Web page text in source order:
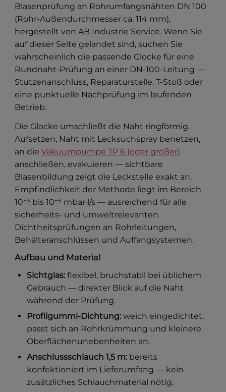
Blasenprüfung an Rohrumfangsnähten DN 100
(Rohr-Außendurchmesser ca. 114 mm),
hergestellt von AB Industrie Service. Wenn Sie
auf dieser Seite gelandet sind, suchen Sie
wahrscheinlich die passende Glocke für eine
Rundnaht-Prüfung an einer DN-100-Leitung —
Stutzenanschluss, Reparaturstelle, T-Stoß oder
eine punktuelle Nachprüfung im laufenden
Betrieb.
Die Glocke umschließt die Naht ringförmig.
Aufsetzen, Naht mit Lecksuchspray benetzen,
an dieVakuumpumpe TP 6 (oder größer)
anschließen, evakuieren — sichtbare
Blasenbildung zeigt die Leckstelle exakt an.
Empfindlichkeit der Methode liegt im Bereich
10⁻³ bis 10⁻⁵ mbar·l/s — ausreichend für alle
sicherheits- und umweltrelevanten
Dichtheitsprüfungen an Rohrleitungen,
Behälteranschlüssen und Auffangsystemen.
Aufbau und Material
Sichtglas: flexibel, bruchstabil bei üblichem
Gebrauch — direkter Blick auf die Naht
während der Prüfung.
Profilgummi-Dichtung: weich eingedichtet,
passt sich an Rohrkrümmung und kleinere
Oberflächenunebenheiten an.
Anschlussschlauch 1,5 m: bereits
konfektioniert im Lieferumfang — kein
zusätzliches Schlauchmaterial nötig.